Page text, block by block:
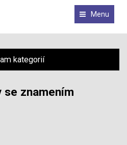
Menu
kategorií
znamením